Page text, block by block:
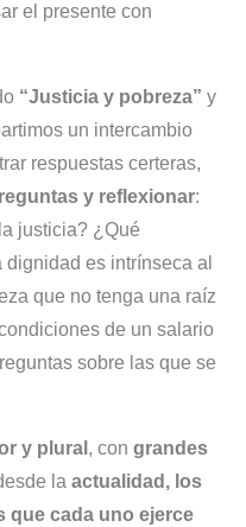
el presente con
“Justicia y pobreza” y
un intercambio
respuestas certeras,
y reflexionar:
justicia? ¿Qué
es intrínseca al
que no tenga una raíz
de un salario
sobre las que se
y plural , congrandes
laactualidad, los
que cada uno ejerce